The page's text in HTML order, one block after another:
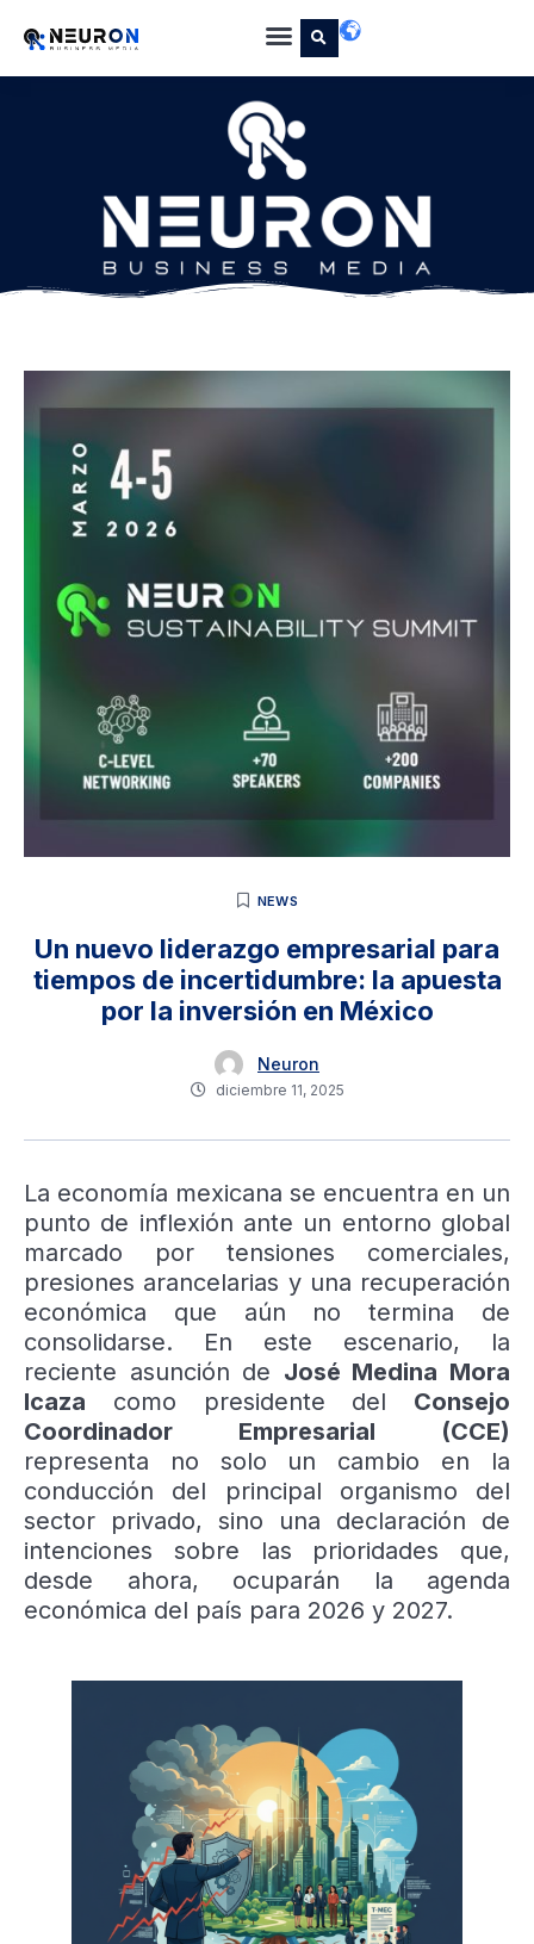
NEWS
Un nuevo liderazgo empresarial para
tiempos de incertidumbre: la apuesta
por la inversión en México
Neuron
diciembre 11, 2025
La economía mexicana se encuentra en un
punto de inflexión ante un entorno global
marcado por tensiones comerciales,
presiones arancelarias y una recuperación
económica que aún no termina de
consolidarse. En este escenario, la
reciente asunción de José Medina Mora
Icaza como presidente del Consejo
Coordinador Empresarial (CCE)
representa no solo un cambio en la
conducción del principal organismo del
sector privado, sino una declaración de
intenciones sobre las prioridades que,
desde ahora, ocuparán la agenda
económica del país para 2026 y 2027.